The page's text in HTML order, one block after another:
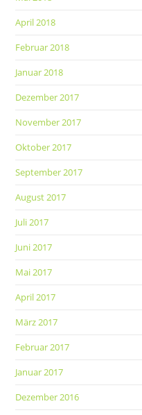
April 2018
Februar 2018
Januar 2018
Dezember 2017
November 2017
Oktober 2017
September 2017
August 2017
Juli 2017
Juni 2017
Mai 2017
April 2017
März 2017
Februar 2017
Januar 2017
Dezember 2016